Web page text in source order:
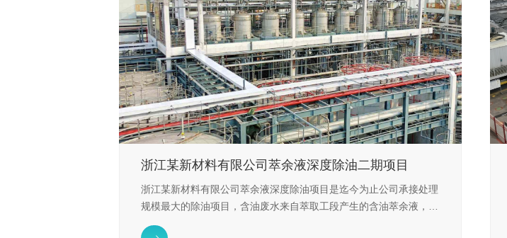
浙江某新材料有限公司萃余液深度除油二期项目
浙江某新材料有限公司萃余液深度除油项目是迄今为止公司承接处理
规模最大的除油项目，含油废水来自萃取工段产生的含油萃余液，采
用ORZ深度除油技术，处理后中油含量降至3mg/L以下。